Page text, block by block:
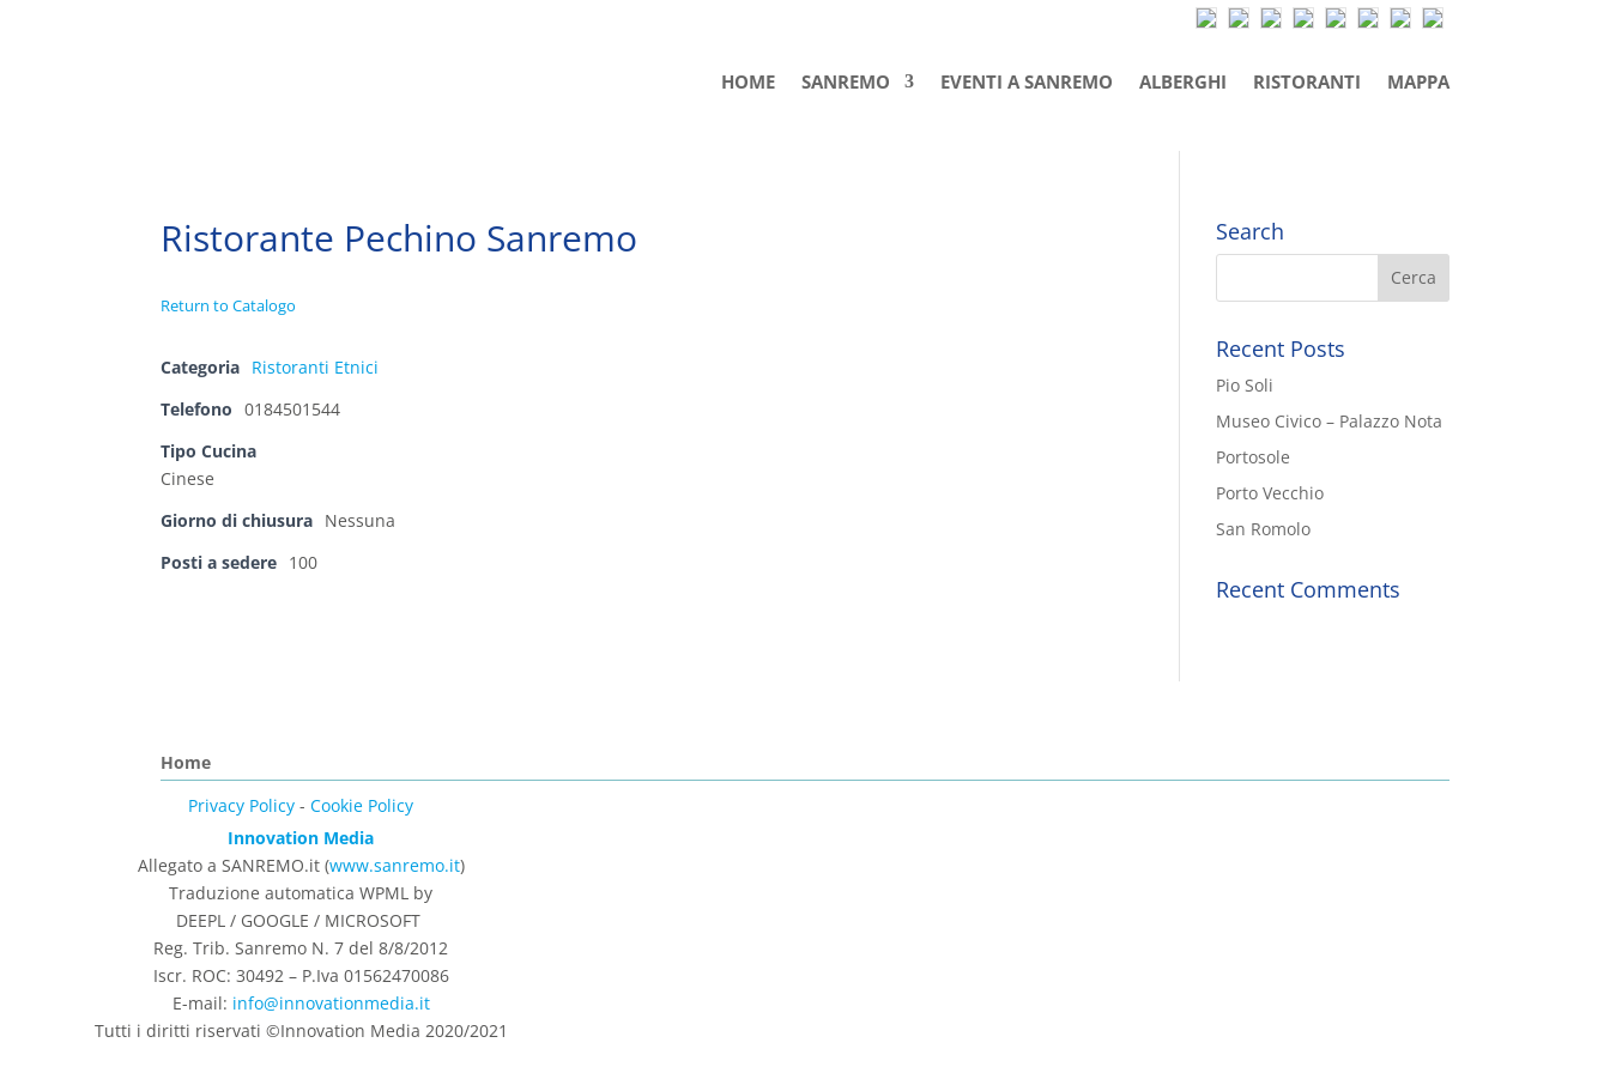
HOME SANREMO EVENTI A SANREMO ALBERGHI RISTORANTI MAPPA
Ristorante Pechino Sanremo
Return to Catalogo
Categoria Ristoranti Etnici
Telefono
0184501544
Tipo Cucina
Cinese
Giorno di chiusura Nessuna
Posti a sedere 100
Search
Recent Posts
Pio Soli
Museo Civico – Palazzo Nota
Portosole
Porto Vecchio
San Romolo
Recent Comments
Home
Privacy Policy -Cookie Policy
Innovation Media
Allegato a SANREMO.it (www.sanremo.it)
Traduzione automatica WPML by
DEEPL / GOOGLE / MICROSOFT
Reg. Trib. Sanremo N. 7 del 8/8/2012
Iscr. ROC: 30492 – P.Iva 01562470086
E-mail: info@innovationmedia.it
Tutti i diritti riservati ©Innovation Media 2020/2021